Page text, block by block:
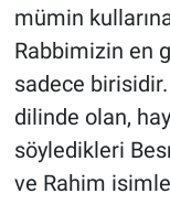
mümin
Rabbimizin en
sadece
dilinde olan,
söyledikleri
ve Rahim
Siyaset
Teknoloji
Yazarlar
Astroloji-